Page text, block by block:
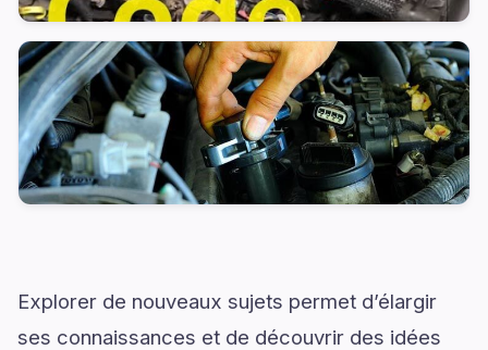
Explorer de nouveaux sujets permet d’élargir
ses connaissances et de découvrir des idées